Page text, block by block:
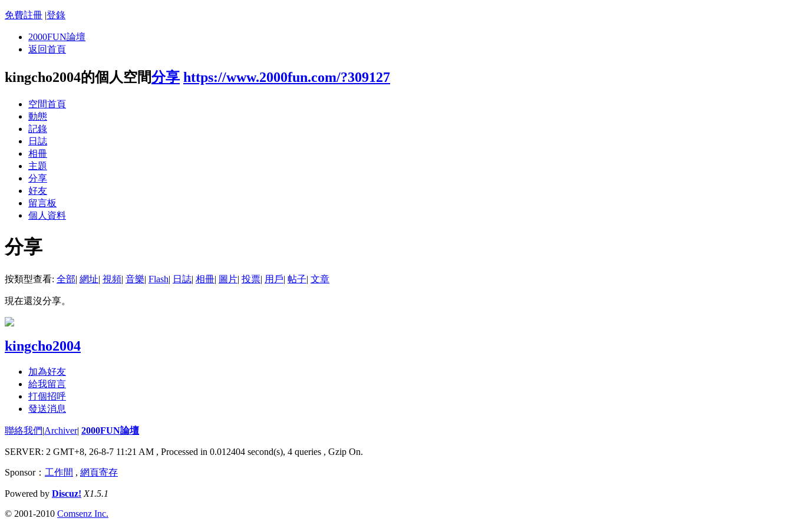
免費註冊 |登錄
2000FUN論壇
返回首頁
kingcho2004的個人空間分享 https://www.2000fun.com/?309127
空間首頁
動態
記錄
日誌
相冊
主題
分享
好友
留言板
個人資料
分享
按類型查看: 全部| 網址| 視頻| 音樂| Flash| 日誌| 相冊| 圖片| 投票| 用戶| 帖子| 文章
現在還沒分享。
kingcho2004
加為好友
給我留言
打個招呼
發送消息
聯絡我們|Archiver| 2000FUN論壇
SERVER: 2 GMT+8, 26-8-7 11:21 AM , Processed in 0.012404 second(s), 4 queries , Gzip On.
Sponsor： 工作間 , 網頁寄存
Powered by Discuz! X1.5.1
© 2001-2010 Comsenz Inc.